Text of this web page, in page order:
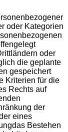
oder Kategorien
oder
die geplante
gespeichert
Kriterien für die
Rechts auf
der
eines
Bestehen